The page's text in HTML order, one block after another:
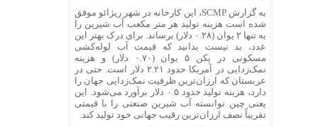
به گزارش SCMP، این کارخانه در شهر ریژائو موفق
شده است هزینه تولید هر متر مکعب آب شیرین را
به تنها ۲ یوان (۰.۲۸ دلار) برساند. برای درک بهتر این
عدد، بد نیست بدانید که قیمت آب لوله‌کشی
مسکونی در پکن ۵ یوان (۰.۷۰ دلار) و هزینه
نمک‌زدایی در آمریکا حدود ۲.۲۱ دلار است. حتی در
عربستان که ارزان‌ترین ظرفیت نمک‌زدایی جهان را
دارد، هزینه تولید حدود ۰.۵ دلار برآورد می‌شود. این
یعنی چین توانسته آب شیرین صنعتی را با قیمتی
تقریباً نصف ارزان‌ترین رقیب جهانی خود تولید کند.